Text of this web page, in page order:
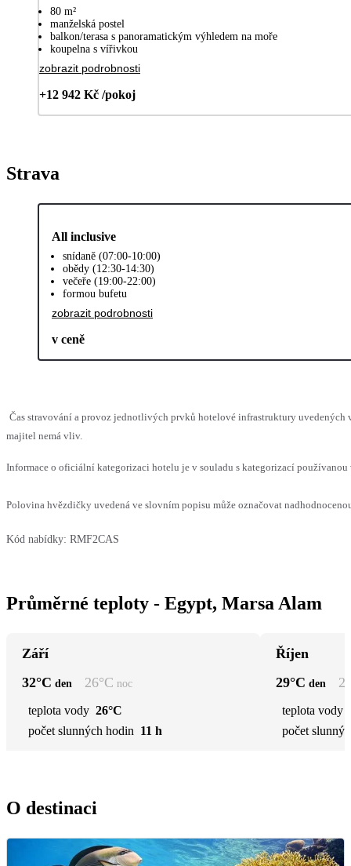
80 m²
manželská postel
balkon/terasa s panoramatickým výhledem na moře
koupelna s vířivkou
zobrazit podrobnosti
+12 942 Kč /pokoj
Strava
All inclusive
snídaně (07:00-10:00)
obědy (12:30-14:30)
večeře (19:00-22:00)
formou bufetu
zobrazit podrobnosti
v ceně
Čas stravování a provoz jednotlivých prvků hotelové infrastruktury uvedených
majitel nemá vliv.
Informace o oficiální kategorizaci hotelu je v souladu s kategorizací
Polovina hvězdičky uvedená ve slovním popisu může označovat
Kód nabídky: RMF2CAS
Průměrné teploty - Egypt, Marsa Alam
Září
32°C den 26°C noc
teplota vody 26°C
počet slunných hodin 11 h
Říjen
29°C den
teplota vody
počet
O destinaci